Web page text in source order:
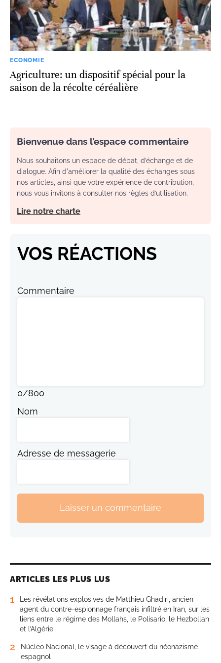
ECONOMIE
Agriculture: un dispositif spécial pour la
saison de la récolte céréalière
Bienvenue dans l’espace commentaire
Nous souhaitons un espace de débat, d’échange et de
dialogue. Afin d'améliorer la qualité des échanges sous
nos articles, ainsi que votre expérience de contribution,
nous vous invitons à consulter nos règles d’utilisation.
Lire notre charte
VOS RÉACTIONS
Commentaire
0/800
Nom
Adresse de messagerie
Laisser un commentaire
ARTICLES LES PLUS LUS
1
Les révélations explosives de Matthieu Ghadiri, ancien
agent du contre-espionnage français infiltré en Iran, sur les
liens entre le régime des Mollahs, le Polisario, le Hezbollah
et l’Algérie
2
Núcleo Nacional, le visage à découvert du néonazisme
espagnol